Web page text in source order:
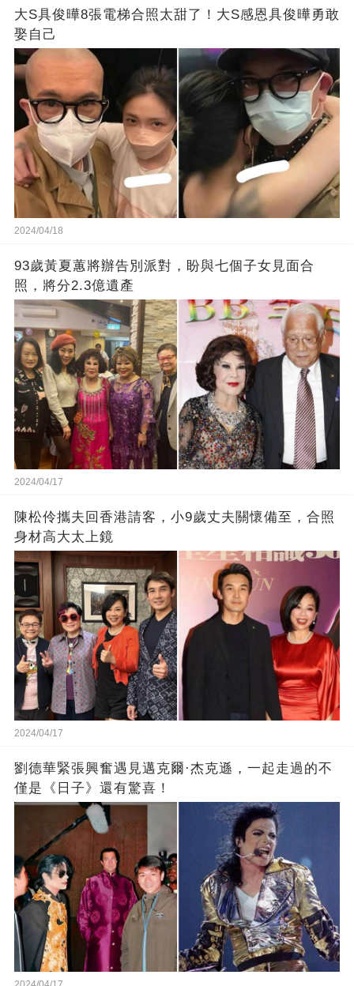
大S具俊曄8張電梯合照太甜了！大S感恩具俊曄勇敢
娶自己
2024/04/18
93歲黃夏蕙將辦告別派對，盼與七個子女見面合
照，將分2.3億遺產
2024/04/17
陳松伶攜夫回香港請客，小9歲丈夫關懷備至，合照
身材高大太上鏡
2024/04/17
劉德華緊張興奮遇見邁克爾·杰克遜，一起走過的不
僅是《日子》還有驚喜！